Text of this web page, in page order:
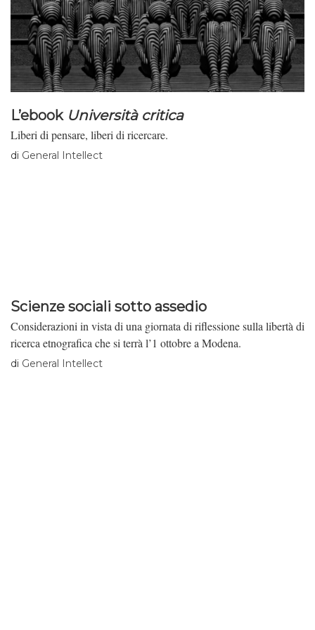
L’ebook Università critica
Liberi di pensare, liberi di ricercare.
di General Intellect
Scienze sociali sotto assedio
Considerazioni in vista di una giornata di riflessione sulla libertà di
ricerca etnografica che si terrà l’1 ottobre a Modena.
di General Intellect